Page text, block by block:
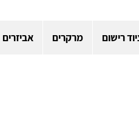
רישום מרקרים אביזרים